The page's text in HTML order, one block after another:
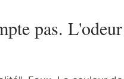
pas. L'odeur